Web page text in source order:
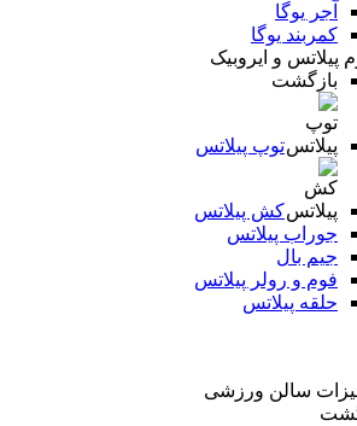
آجر یوگا
کمربند یوگا
پیلاتس و ایروبیک
بازگشت
توپ پیلاتس
کش پیلاتس
جوراب پیلاتس
جیم بال
فوم و رولر پیلاتس
حلقه پیلاتس
سالن ورزشی